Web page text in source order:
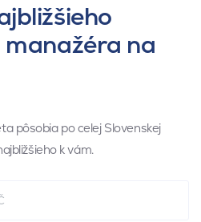
na
pôsobia po celej Slovenskej
k vám.